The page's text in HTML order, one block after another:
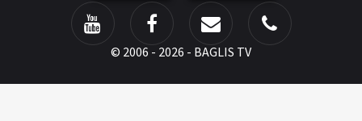
© 2006 - 2026 - BAGLIS TV